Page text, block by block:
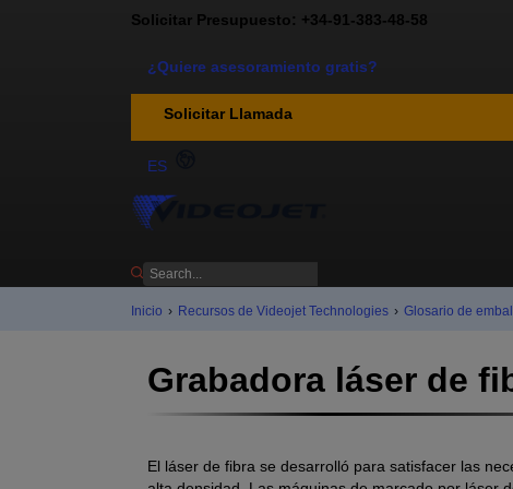
Solicitar Presupuesto: +34-91-383-48-58
¿Quiere asesoramiento gratis?
Solicitar Llamada
ES
Inicio › Recursos de Videojet Technologies › Glosario de
Grabadora láser de
El láser de fibra se desarrolló para satisfacer las